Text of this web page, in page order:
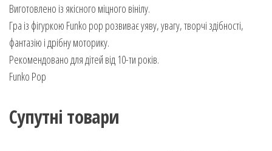
Виготовлено із якісного міцного вінілу.
Гра із фігуркою Funko pop розвиває уяву, увагу, творчі здібності,
фантазію і дрібну моторику.
Рекомендовано для дітей від 10-ти років.
Funko Pop
Супутні товари